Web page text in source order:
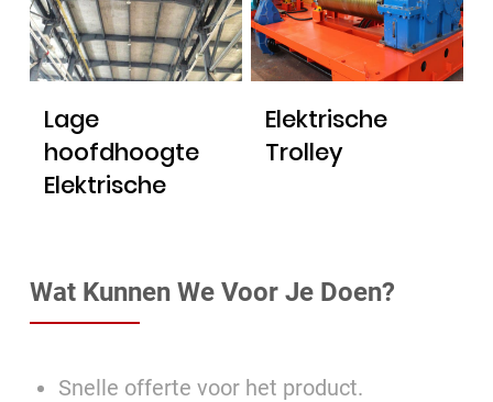
Lage
hoofdhoogte
Elektrische
Elektrische
Trolley
Wat Kunnen We Voor Je Doen?
Snelle offerte voor het product.